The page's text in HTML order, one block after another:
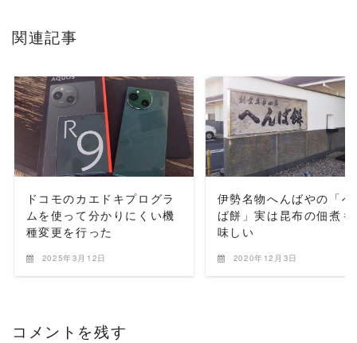
関連記事
READ MORE
ドコモのカエドキプログラ
ムを使って分かりにくい機
種変更を行った
2025年3月12日
READ MORE
伊勢名物へんばやの「へ
ば餅」実は昆布の佃煮も
味しい
2020年12月3日
コメントを残す